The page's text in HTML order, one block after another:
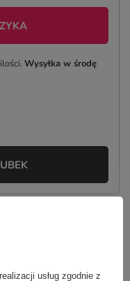
Wysyłka w środę
usług zgodnie z